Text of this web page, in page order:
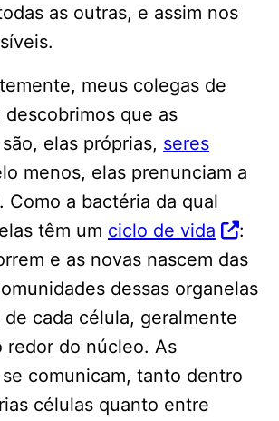
as outras, e assim nos
meus colegas de
que as
elas próprias, seres
menos, elas prenunciam a
Como a bactéria da qual
têm um ciclo de vida
:
e as novas nascem das
dessas organelas
cada célula, geralmente
redor do núcleo. As
comunicam, tanto dentro
células quanto entre